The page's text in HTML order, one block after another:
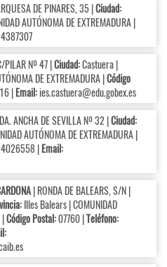
DE PINARES, 35 |Ciudad:
AUTÓNOMA DE EXTREMADURA |
Nº 47 |Ciudad:Castuera |
DE EXTREMADURA |Código
|Email:ies.castuera@edu.gobex.es
ANCHA DE SEVILLA Nº 32 |Ciudad:
AUTÓNOMA DE EXTREMADURA |
|Email:
| RONDA DE BALEARS, S/N |
Illes Balears | COMUNIDAD
|Código Postal:07760 |Teléfono: